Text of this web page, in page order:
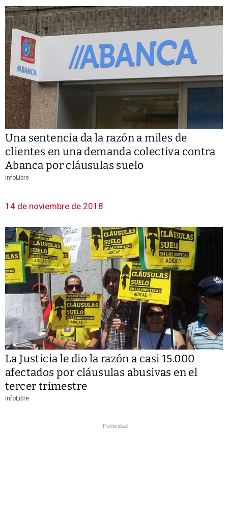
Una sentencia da la razón a miles de
clientes en una demanda colectiva contra
Abanca por cláusulas suelo
infoLibre
14 de noviembre de 2018
La Justicia le dio la razón a casi 15.000
afectados por cláusulas abusivas en el
tercer trimestre
infoLibre
Publicidad